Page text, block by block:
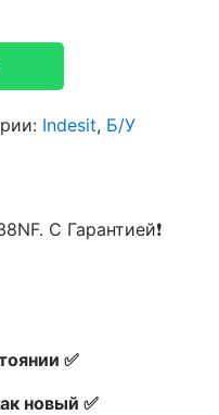
Indesit, Б/У
С Гарантией❗
✅
новый ✅